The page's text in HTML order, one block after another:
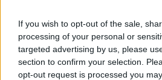
If you wish to opt-out of the sale,
processing of your personal or
targeted advertising by us, please
section to confirm your selection.
opt-out request is processed you
5 órája
Sajtó: Az Aston Martintól érkezik
Bullhoz?